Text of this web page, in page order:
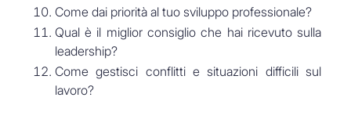
Come dai priorità al tuo sviluppo professionale?
Qual è il miglior consiglio che hai ricevuto sulla
leadership?
Come gestisci conflitti e situazioni difficili sul
lavoro?